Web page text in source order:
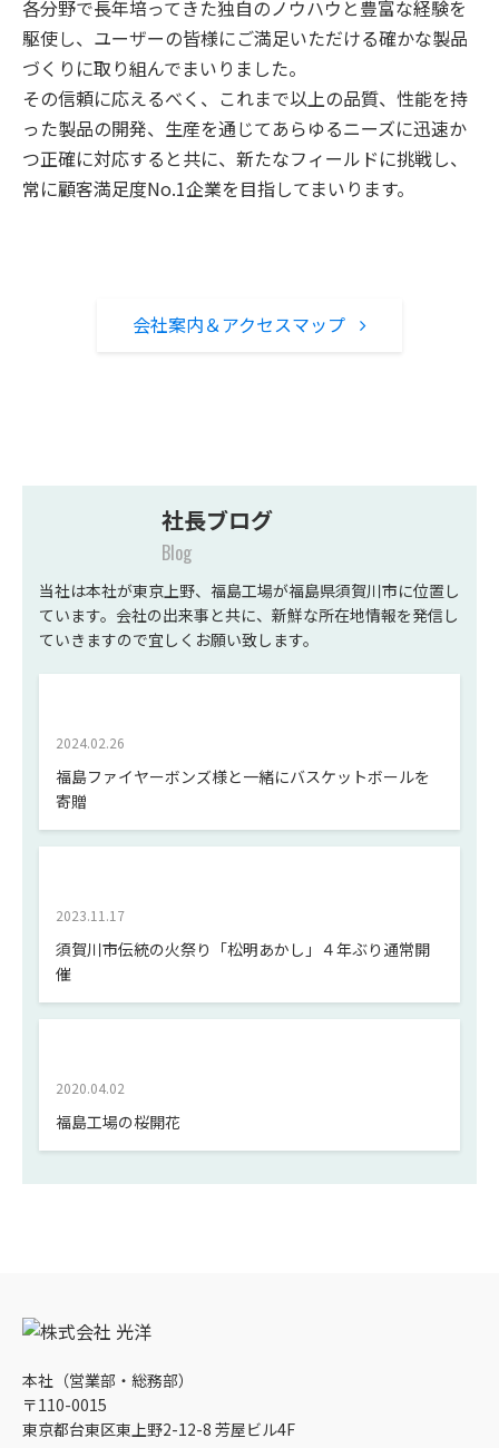
各分野で長年培ってきた独自のノウハウと豊富な経験を
駆使し、ユーザーの皆様にご満足いただける確かな製品
づくりに取り組んでまいりました。
その信頼に応えるべく、これまで以上の品質、性能を持
った製品の開発、生産を通じてあらゆるニーズに迅速か
つ正確に対応すると共に、新たなフィールドに挑戦し、
常に顧客満足度No.1企業を目指してまいります。
会社案内＆アクセスマップ
社長ブログ
Blog
当社は本社が東京上野、福島工場が福島県須賀川市に位置し
ています。会社の出来事と共に、新鮮な所在地情報を発信し
ていきますので宜しくお願い致します。
2024.02.26
福島ファイヤーボンズ様と一緒にバスケットボールを
寄贈
2023.11.17
須賀川市伝統の火祭り「松明あかし」４年ぶり通常開
催
2020.04.02
福島工場の桜開花
本社（営業部・総務部）
〒110-0015
東京都台東区東上野2-12-8 芳屋ビル4F